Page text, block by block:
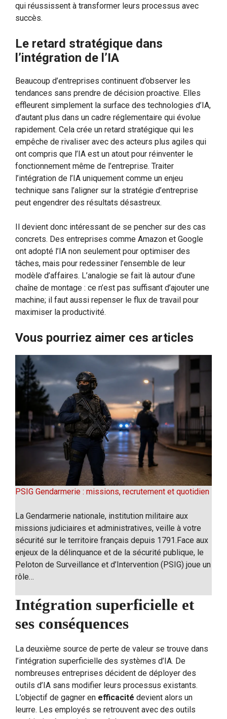
qui réussissent à transformer leurs processus avec
succès.
Le retard stratégique dans
l’intégration de l’IA
Beaucoup d’entreprises continuent d’observer les
tendances sans prendre de décision proactive. Elles
effleurent simplement la surface des technologies d’IA,
d’autant plus dans un cadre réglementaire qui évolue
rapidement. Cela crée un retard stratégique qui les
empêche de rivaliser avec des acteurs plus agiles qui
ont compris que l’IA est un atout pour réinventer le
fonctionnement même de l’entreprise. Traiter
l’intégration de l’IA uniquement comme un enjeu
technique sans l’aligner sur la stratégie d’entreprise
peut engendrer des résultats désastreux.
Il devient donc intéressant de se pencher sur des cas
concrets. Des entreprises comme Amazon et Google
ont adopté l’IA non seulement pour optimiser des
tâches, mais pour redessiner l’ensemble de leur
modèle d’affaires. L’analogie se fait là autour d’une
chaîne de montage : ce n’est pas suffisant d’ajouter une
machine; il faut aussi repenser le flux de travail pour
maximiser la productivité.
Vous pourriez aimer ces articles
PSIG Gendarmerie : missions, recrutement et quotidien
La Gendarmerie nationale, institution militaire aux
missions judiciaires et administratives, veille à votre
sécurité sur le territoire français depuis 1791.Face aux
enjeux de la délinquance et de la sécurité publique, le
Peloton de Surveillance et d’Intervention (PSIG) joue un
rôle…
Intégration superficielle et
ses conséquences
La deuxième source de perte de valeur se trouve dans
l’intégration superficielle des systèmes d’IA. De
nombreuses entreprises décident de déployer des
outils d’IA sans modifier leurs processus existants.
L’objectif de gagner en efficacité devient alors un
leurre. Les employés se retrouvent avec des outils